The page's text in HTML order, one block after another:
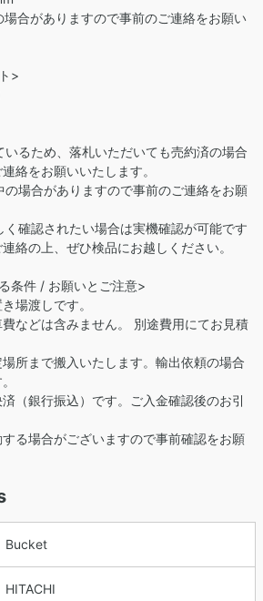
合がありますので事前のご連絡をお願い
>
ため、落札いただいても売約済の場合
絡をお願いいたします。
場合がありますので事前のご連絡をお願
認されたい場合は実機確認が可能です
絡の上、ぜひ検品にお越しください。
条件 / お願いとご注意>
場渡しです。
などは含みません。 別途費用にてお見積
所まで搬入いたします。輸出依頼の場合
（銀行振込）です。ご入金確認後のお引
る場合がございますので事前確認をお願
Bucket
HITACHI